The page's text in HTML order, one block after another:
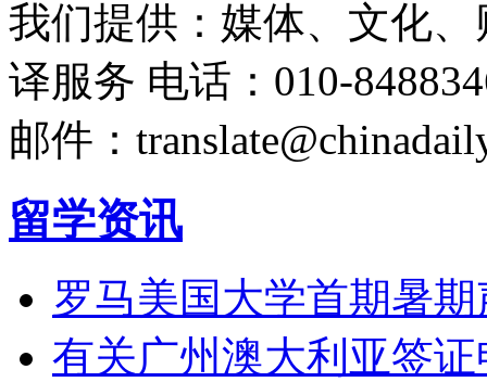
我们提供：媒体、文化
译服务 电话：010-
邮件：
留学资讯
罗马美国大学首期暑
有关广州澳大利亚签